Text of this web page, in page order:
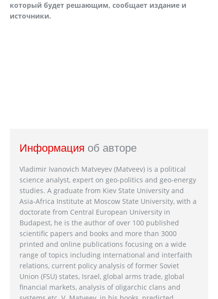
который будет решающим, сообщает издание и
источники.
Информация об авторе
Vladimir Ivanovich Matveyev (Matveev) is a political
science analyst, expert on geo-politics and geo-energy
studies. A graduate from Kiev State University and
Asia-Africa Institute at Moscow State University, with a
doctorate from Central European University in
Budapest, he is the author of over 100 published
scientific papers and books and more than 3000
printed and online publications focusing on a wide
range of topics including international and interfaith
relations, current policy analysis of former Soviet
Union (FSU) states, Israel, global arms trade, global
financial markets, analysis of oligarchic clans and